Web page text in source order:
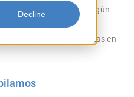
Decline
de Datos (GDPR), según
de datos descritas en